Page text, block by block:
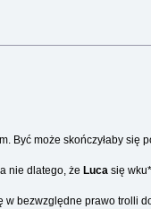
Być może skończyłaby się
nie dlatego, że Lucasię
bezwzględne prawo trolli